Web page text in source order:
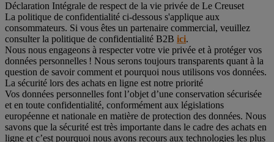
Déclaration Intégrale de respect de la vie privée de Le Creuset
La politique de confidentialité ci-dessous s'applique aux
consommateurs. Si vous êtes un partenaire commercial, veuillez
consulter la politique de confidentialité B2B ici.
Nous nous engageons à respecter votre vie privée et à protéger vos
données personnelles ! Nous serons toujours transparents quant à la
question de savoir comment et pourquoi nous utilisons vos données.
La sécurité lors des achats en ligne est notre priorité
Vos données personnelles font l’objet d’une conservation sécurisée
et en toute confidentialité, conformément aux législations
européenne et nationale en matière de protection des données. Nous
savons que la sécurité est très importante dans le cadre des achats en
ligne et c’est pourquoi nous avons recours aux technologies les plus